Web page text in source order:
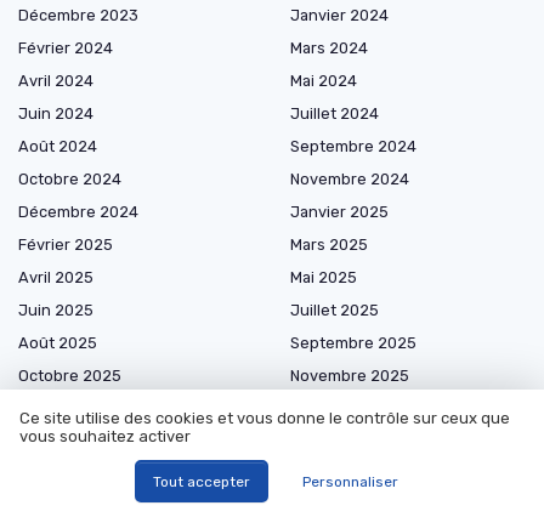
Décembre 2023
Janvier 2024
Février 2024
Mars 2024
Avril 2024
Mai 2024
Juin 2024
Juillet 2024
Août 2024
Septembre 2024
Octobre 2024
Novembre 2024
Décembre 2024
Janvier 2025
Février 2025
Mars 2025
Avril 2025
Mai 2025
Juin 2025
Juillet 2025
Août 2025
Septembre 2025
Octobre 2025
Novembre 2025
Février 2026
Mai 2026
Ce site utilise des cookies et vous donne le contrôle sur ceux que
vous souhaitez activer
Tout accepter Personnaliser